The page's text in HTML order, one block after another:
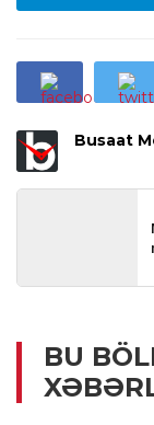
Busaat
BU